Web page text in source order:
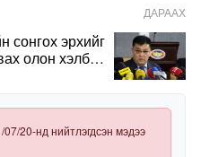
ДАРААХ
сонгох эрхийг
олон хэлбэр
20-нд нийтлэгдсэн мэдээ